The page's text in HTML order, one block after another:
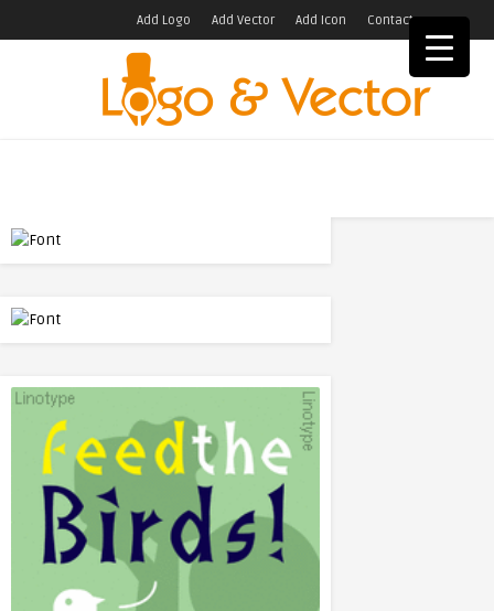
Add Logo Add Vector Add Icon Contact